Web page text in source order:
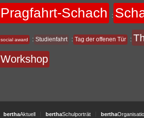
Pragfahrt-Schach :
social award : Studienfahrt : Tag der offenen Tür :
Workshop
berthaAktuell berthaSchulporträt bertha